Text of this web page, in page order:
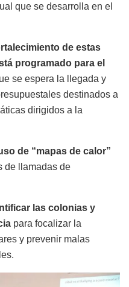
que se desarrolla en el
de estas
programado para el
se espera la llegada y
destinados a
dirigidos a la
de “mapas de calor”
de llamadas de
las colonias y
para focalizar la
y prevenir malas